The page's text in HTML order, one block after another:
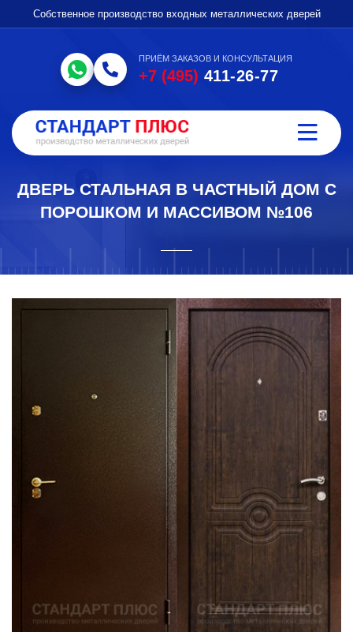
Собственное производство входных металлических дверей
ПРИЁМ ЗАКАЗОВ И КОНСУЛЬТАЦИЯ
+7 (495) 411-26-77
ДВЕРЬ СТАЛЬНАЯ В ЧАСТНЫЙ ДОМ С
ПОРОШКОМ И МАССИВОМ №106